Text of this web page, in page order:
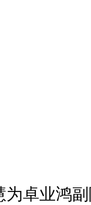
卓业鸿